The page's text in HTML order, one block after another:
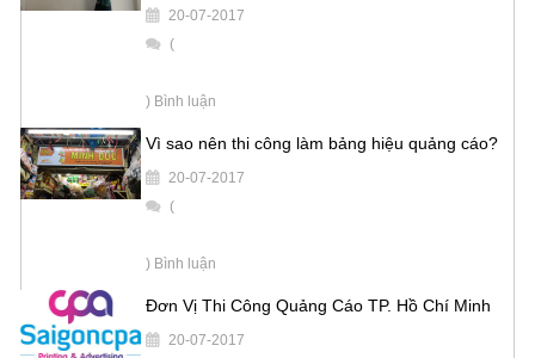
20-07-2017
(
) Bình luận
Vì sao nên thi công làm bảng hiệu quảng cáo?
20-07-2017
(
) Bình luận
Đơn Vị Thi Công Quảng Cáo TP. Hồ Chí Minh
20-07-2017